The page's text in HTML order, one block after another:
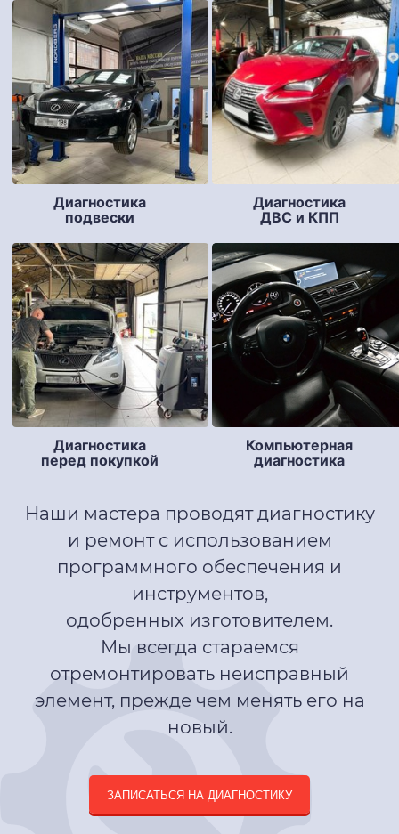
Диагностика
подвески
Диагностика
ДВС и КПП
Диагностика
перед покупкой
Компьютерная
диагностика
Наши мастера проводят диагностику
и ремонт с использованием
программного обеспечения и
инструментов,
одобренных изготовителем.
Мы всегда стараемся
отремонтировать неисправный
элемент, прежде чем менять его на
новый.
ЗАПИСАТЬСЯ НА ДИАГНОСТИКУ